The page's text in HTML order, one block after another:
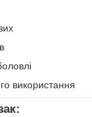
використання